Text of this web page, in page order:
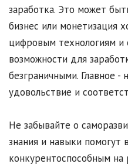
заработка. Это может
бизнес или монетизация
цифровым технологиям и
возможности для
безграничными. Главное -
удовольствие и
Не забывайте о
знания и навыки помогут
конкурентоспособным